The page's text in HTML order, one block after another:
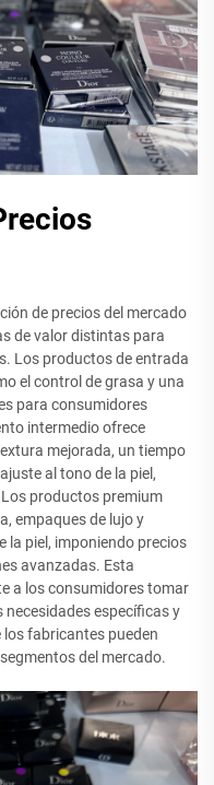
de precios del mercado
de valor distintas para
Los productos de entrada
el control de grasa y una
para consumidores
intermedio ofrece
mejorada, un tiempo
al tono de la piel,
productos premium
empaques de lujo y
la piel, imponiendo precios
avanzadas. Esta
a los consumidores tomar
específicas y
fabricantes pueden
del mercado.